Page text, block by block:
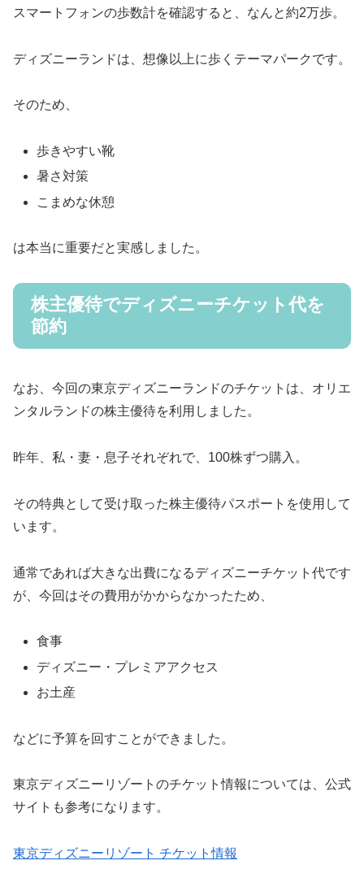
スマートフォンの歩数計を確認すると、なんと約2万歩。
ディズニーランドは、想像以上に歩くテーマパークです。
そのため、
歩きやすい靴
暑さ対策
こまめな休憩
は本当に重要だと実感しました。
株主優待でディズニーチケット代を
節約
なお、今回の東京ディズニーランドのチケットは、オリエ
ンタルランドの株主優待を利用しました。
昨年、私・妻・息子それぞれで、100株ずつ購入。
その特典として受け取った株主優待パスポートを使用して
います。
通常であれば大きな出費になるディズニーチケット代です
が、今回はその費用がかからなかったため、
食事
ディズニー・プレミアアクセス
お土産
などに予算を回すことができました。
東京ディズニーリゾートのチケット情報については、公式
サイトも参考になります。
東京ディズニーリゾート チケット情報